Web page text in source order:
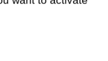
Contacter